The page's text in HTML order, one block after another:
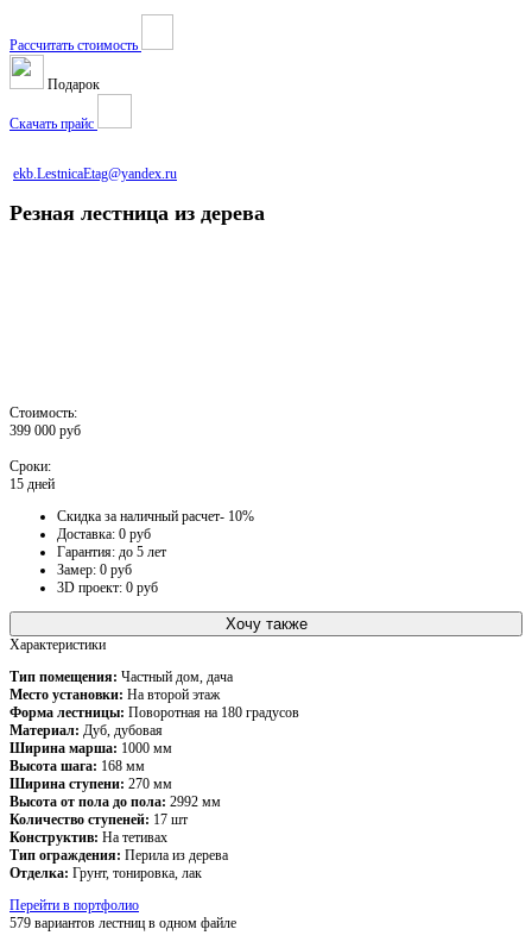
Рассчитать стоимость
Подарок
Скачать прайс
ekb.LestnicaEtag@yandex.ru
Резная лестница из дерева
Стоимость:
399 000 руб
Сроки:
15 дней
Скидка за наличный расчет- 10%
Доставка: 0 руб
Гарантия: до 5 лет
Замер: 0 руб
3D проект: 0 руб
Хочу также
Характеристики
Тип помещения: Частный дом, дача
Место установки: На второй этаж
Форма лестницы: Поворотная на 180 градусов
Материал: Дуб, дубовая
Ширина марша: 1000 мм
Высота шага: 168 мм
Ширина ступени: 270 мм
Высота от пола до пола: 2992 мм
Количество ступеней: 17 шт
Конструктив: На тетивах
Тип ограждения: Перила из дерева
Отделка: Грунт, тонировка, лак
Перейти в портфолио
579 вариантов лестниц в одном файле